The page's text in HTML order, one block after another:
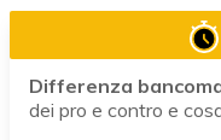
Differenza
dei pro e contro e